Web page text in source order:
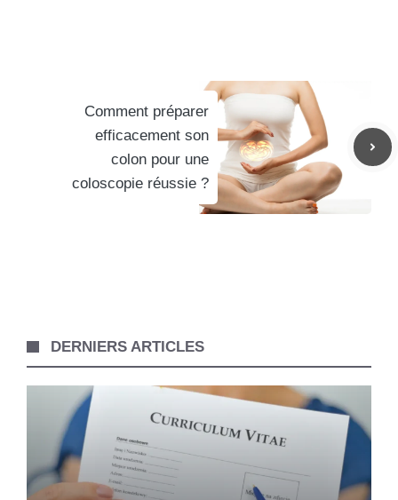
Comment préparer
efficacement son
colon pour une
coloscopie réussie ?
DERNIERS ARTICLES